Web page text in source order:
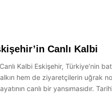
Canlı Kalbi
Kalbi Eskişehir, Türkiye’nin
hem de ziyaretçilerin uğrak
canlı bir yansımasıdır.